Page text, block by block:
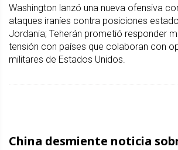
Washington lanzó una nueva ofensiva
ataques iraníes contra posiciones
Jordania; Teherán prometió responder
tensión con países que colaboran con
militares de Estados Unidos.
China desmiente noticia